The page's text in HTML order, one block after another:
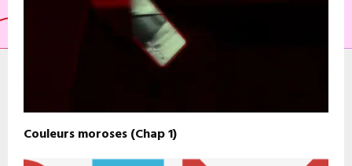
Couleurs moroses (Chap 1)